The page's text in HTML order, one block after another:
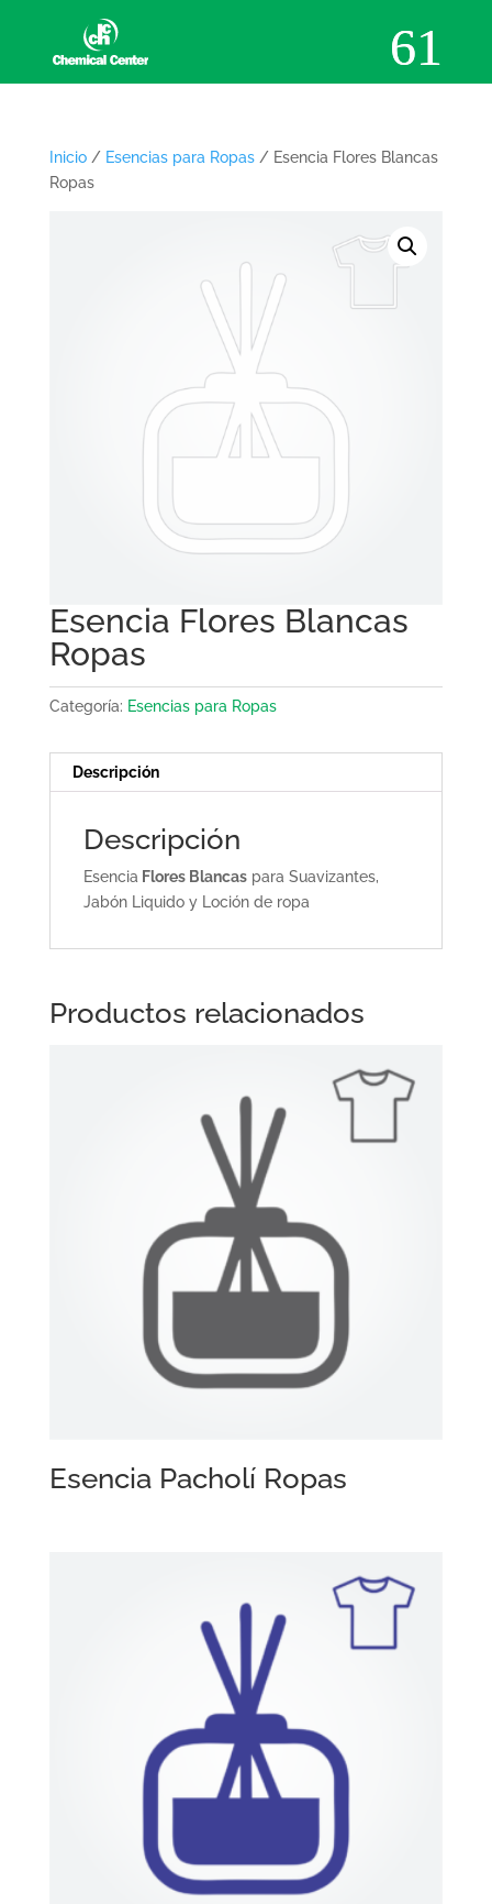
Inicio/ Esencias para Ropas/ Esencia Flores Blancas
Ropas
Esencia Flores Blancas
Ropas
Categoría: Esencias para Ropas
Descripción
Descripción
EsenciaFlores Blancaspara Suavizantes,
Jabón Liquido y Loción de ropa
Productos relacionados
Esencia Pacholí Ropas